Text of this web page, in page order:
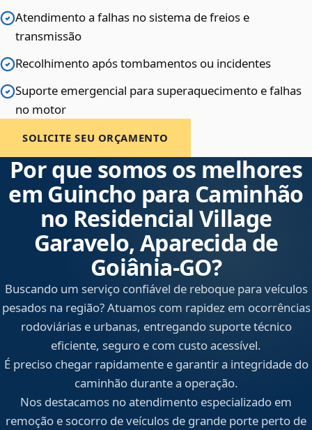
Atendimento a falhas no sistema de freios e
transmissão
Recolhimento após tombamentos ou incidentes
Suporte emergencial para superaquecimento e falhas
no motor
SOLICITE SEU ORÇAMENTO
Por que somos os melhores
em Guincho para Caminhão
no Residencial Village
Garavelo, Aparecida de
Goiânia‑GO?
Buscando um serviço confiável de reboque para veículos
pesados na região? Atuamos com rapidez em ocorrências
rodoviárias e urbanas, entregando suporte técnico
eficiente, seguro e com custo acessível.
É preciso chegar rapidamente e garantir a integridade do
caminhão durante a operação.
Nos destacamos no atendimento especializado em
remoção e socorro de veículos de grande porte perto de